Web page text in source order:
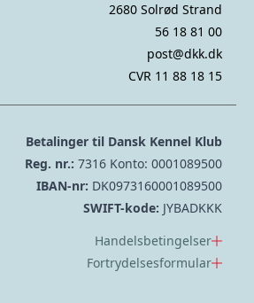
2680 Solrød Strand
56 18 81 00
post@dkk.dk
CVR 11 88 18 15
Betalinger til Dansk Kennel Klub
Reg. nr.: 7316 Konto: 0001089500
IBAN-nr: DK0973160001089500
SWIFT-kode: JYBADKKK
Handelsbetingelser
Fortrydelsesformular